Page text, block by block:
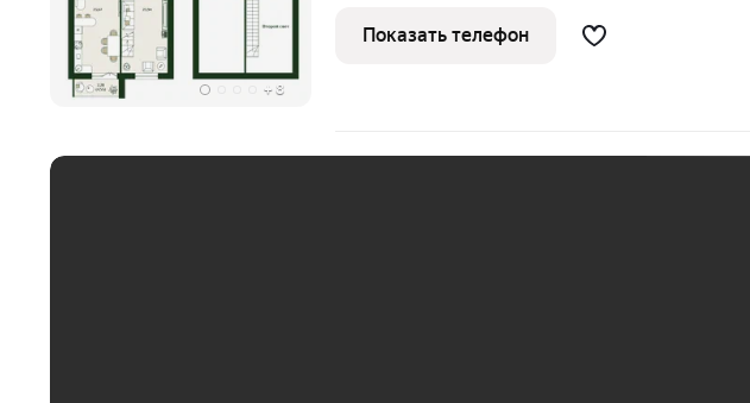
+ 8
высокий класс энерго эффективности «В». Горячее
водоснабжение жилого дома
Показать телефон